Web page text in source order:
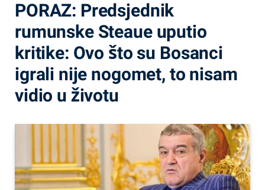
PORAZ: Predsjednik
rumunske Steaue uputio
kritike: Ovo što su Bosanci
igrali nije nogomet, to nisam
vidio u životu